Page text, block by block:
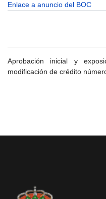
Enlace a anuncio del BOC
Aprobación inicial y
modificación de crédito